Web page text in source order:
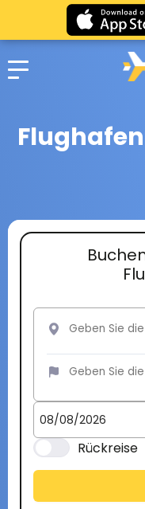
Rückreise